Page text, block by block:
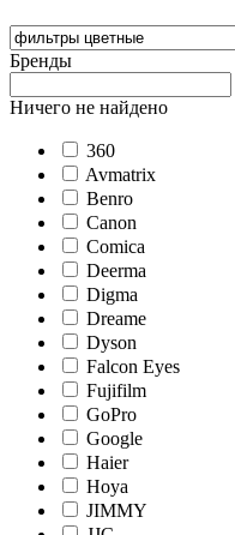
Бренды
Ничего не найдено
360
Avmatrix
Benro
Canon
Comica
Deerma
Digma
Dreame
Dyson
Falcon Eyes
Fujifilm
GoPro
Google
Haier
Hoya
JIMMY